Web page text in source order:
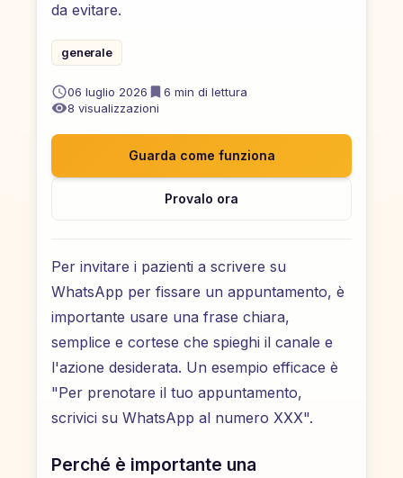
da evitare.
generale
06 luglio 2026 6 min di lettura
8 visualizzazioni
Guarda come funziona
Provalo ora
Per invitare i pazienti a scrivere su
WhatsApp per fissare un appuntamento, è
importante usare una frase chiara,
semplice e cortese che spieghi il canale e
l'azione desiderata. Un esempio efficace è
"Per prenotare il tuo appuntamento,
scrivici su WhatsApp al numero XXX".
Perché è importante una